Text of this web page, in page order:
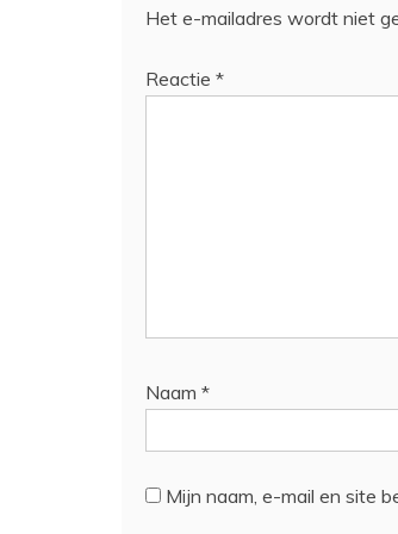
Het e-mailadres wordt niet
Reactie *
Naam *
Mijn naam, e-mail en site